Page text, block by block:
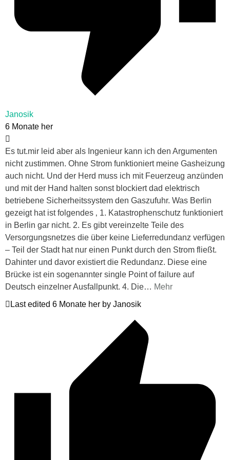
Janosik
6 Monate her
Es tut.mir leid aber als Ingenieur kann ich den Argumenten
nicht zustimmen. Ohne Strom funktioniert meine Gasheizung
auch nicht. Und der Herd muss ich mit Feuerzeug anzünden
und mit der Hand halten sonst blockiert dad elektrisch
betriebene Sicherheitssystem den Gaszufuhr. Was Berlin
gezeigt hat ist folgendes ‚ 1. Katastrophenschutz funktioniert
in Berlin gar nicht. 2. Es gibt vereinzelte Teile des
Versorgungsnetzes die über keine Lieferredundanz verfügen
– Teil der Stadt hat nur einen Punkt durch den Strom fließt.
Dahinter und davor existiert die Redundanz. Diese eine
Brücke ist ein sogenannter single Point of failure auf
Deutsch einzelner Ausfallpunkt. 4. Die… Mehr
Last edited 6 Monate her by Janosik